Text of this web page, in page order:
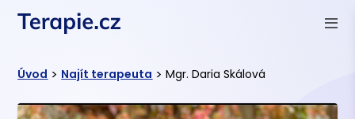
Úvod > Najít terapeuta > Mgr. Daria Skálová